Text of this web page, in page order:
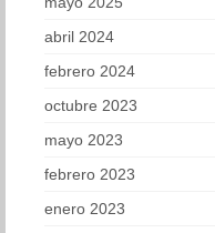
abril 2024
febrero 2024
octubre 2023
mayo 2023
febrero 2023
enero 2023